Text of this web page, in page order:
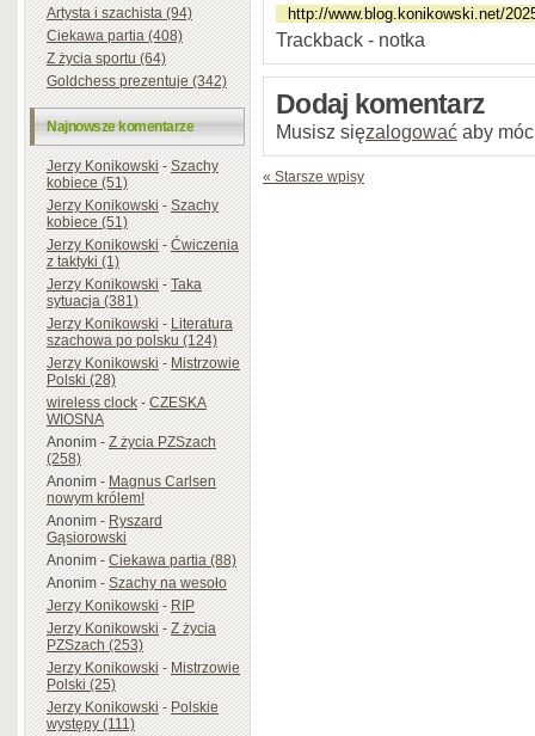
Artysta i szachista (94)
Ciekawa partia (408)
Z życia sportu (64)
Goldchess prezentuje (342)
Najnowsze komentarze
Jerzy Konikowski-Szachy
kobiece (51)
Jerzy Konikowski-Szachy
kobiece (51)
Jerzy Konikowski-Ćwiczenia
z taktyki (1)
Jerzy Konikowski-Taka
sytuacja (381)
Jerzy Konikowski-Literatura
szachowa po polsku (124)
Jerzy Konikowski-Mistrzowie
Polski (28)
wireless clock-CZESKA
WIOSNA
Anonim-Z życia PZSzach
(258)
Anonim-Magnus Carlsen
nowym królem!
Anonim-Ryszard
Gąsiorowski
Anonim-Ciekawa partia (88)
Anonim-Szachy na wesoło
Jerzy Konikowski-RIP
Jerzy Konikowski-Z życia
PZSzach (253)
Jerzy Konikowski-Mistrzowie
Polski (25)
Jerzy Konikowski-Polskie
występy (111)
Trackback - notka
Dodaj komentarz
Musisz sięzalogować aby
« Starsze wpisy